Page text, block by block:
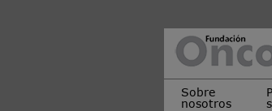
Sobre
nosotros